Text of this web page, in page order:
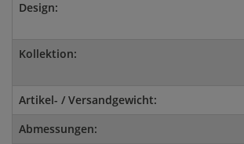
Design:
Kollektion:
Artikel- / Versandgewicht:
Abmessungen: